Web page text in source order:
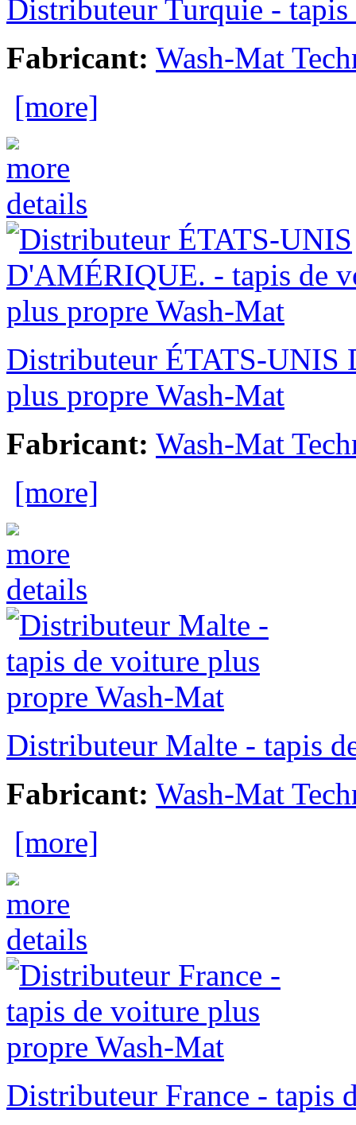
Distributeur Turquie -
Fabricant: Wash-Mat
[more]
Distributeur ÉTATS-UNIS
plus propre Wash-Mat
Fabricant: Wash-Mat
[more]
Distributeur Malte - tapis
Fabricant: Wash-Mat
[more]
Distributeur France - tapis